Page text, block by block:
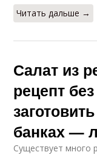
Читать дальше →
Салат из
рецепт
банках —
Существует много